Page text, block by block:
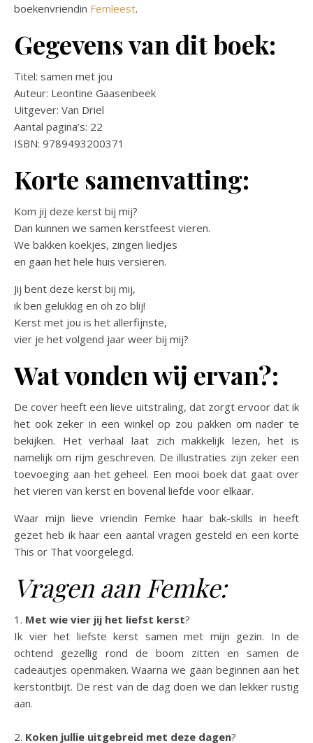
boekenvriendin Femleest.
Gegevens van dit boek:
Titel: samen met jou
Auteur: Leontine Gaasenbeek
Uitgever: Van Driel
Aantal pagina’s: 22
ISBN: 9789493200371
Korte samenvatting:
Kom jij deze kerst bij mij?
Dan kunnen we samen kerstfeest vieren.
We bakken koekjes, zingen liedjes
en gaan het hele huis versieren.
Jij bent deze kerst bij mij,
ik ben gelukkig en oh zo blij!
Kerst met jou is het allerfijnste,
vier je het volgend jaar weer bij mij?
Wat vonden wij ervan?:
De cover heeft een lieve uitstraling, dat zorgt ervoor dat ik
het ook zeker in een winkel op zou pakken om nader te
bekijken. Het verhaal laat zich makkelijk lezen, het is
namelijk om rijm geschreven. De illustraties zijn zeker een
toevoeging aan het geheel. Een mooi boek dat gaat over
het vieren van kerst en bovenal liefde voor elkaar.
Waar mijn lieve vriendin Femke haar bak-skills in heeft
gezet heb ik haar een aantal vragen gesteld en een korte
This or That voorgelegd.
Vragen aan Femke:
1. Met wie vier jij het liefst kerst?
Ik vier het liefste kerst samen met mijn gezin. In de
ochtend gezellig rond de boom zitten en samen de
cadeautjes openmaken. Waarna we gaan beginnen aan het
kerstontbijt. De rest van de dag doen we dan lekker rustig
aan.
2. Koken jullie uitgebreid met deze dagen?